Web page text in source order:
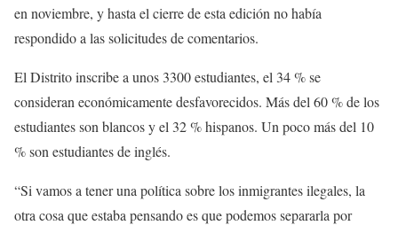
en noviembre, y hasta el cierre de esta edición no había
respondido a las solicitudes de comentarios.
El Distrito inscribe a unos 3300 estudiantes, el 34 % se
consideran económicamente desfavorecidos. Más del 60 % de los
estudiantes son blancos y el 32 % hispanos. Un poco más del 10
% son estudiantes de inglés.
“Si vamos a tener una política sobre los inmigrantes ilegales, la
otra cosa que estaba pensando es que podemos separarla por